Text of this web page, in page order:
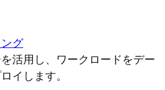
グ
活用し、ワークロードをデー
イします。